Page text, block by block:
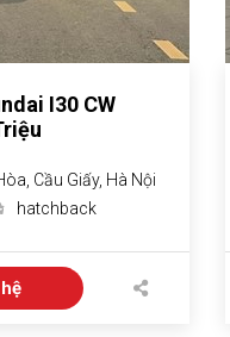
I30 CW
Cầu Giấy, Hà Nội
hatchback